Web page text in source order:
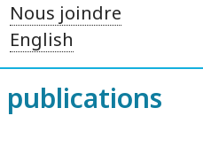
Nous joindre
English